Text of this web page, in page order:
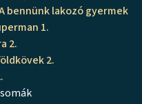
bennünk lakozó gyermek
1.
2.
2.